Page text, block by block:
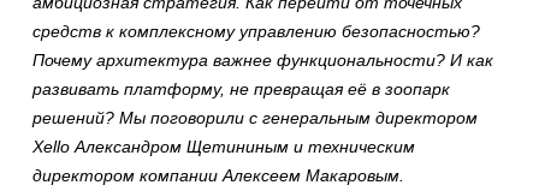
средств к комплексному управлению безопасностью?
Почему архитектура важнее функциональности? И как
развивать платформу, не превращая её в зоопарк
решений? Мы поговорили с генеральным директором
Xello Александром Щетининым и техническим
директором компании Алексеем Макаровым.